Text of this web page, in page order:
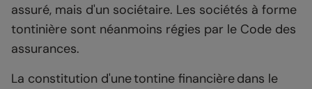
assuré, mais d'un sociétaire. Les sociétés à forme
tontinière sont néanmoins régies par le Code des
assurances.
La constitution d'une tontine financière dans le